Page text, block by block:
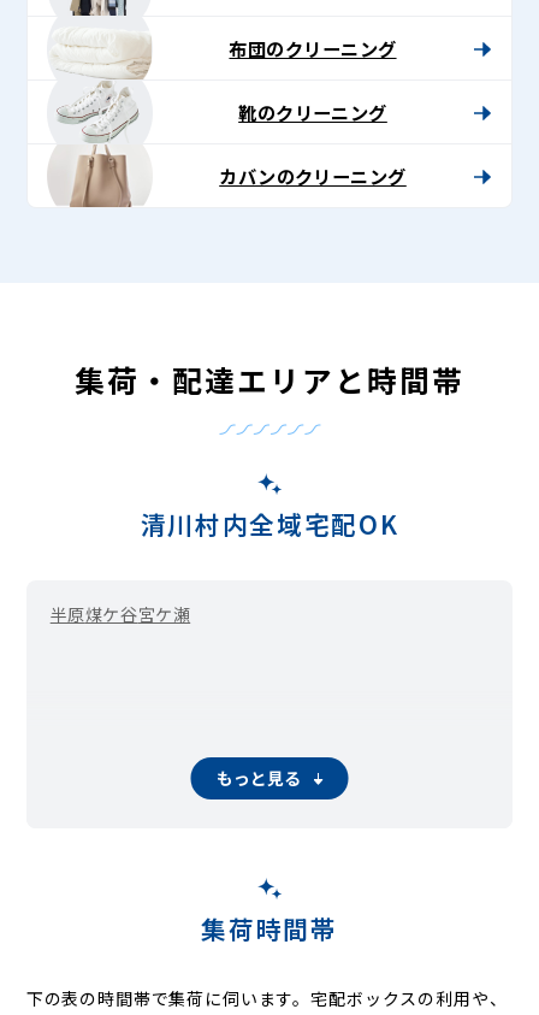
布団のクリーニング
靴のクリーニング
カバンのクリーニング
集荷・配達エリアと時間帯
清川村内全域宅配OK
半原煤ケ谷宮ケ瀬
もっと見る
集荷時間帯
下の表の時間帯で集荷に伺います。宅配ボックスの利用や、